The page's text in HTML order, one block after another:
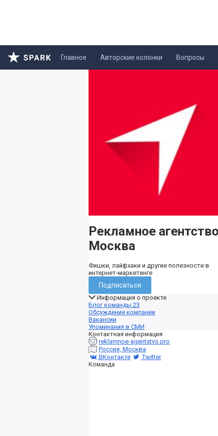
Главное Авторские колонки Вопросы
Рекламное агентство
Москва
Фишки, лайфхаки и другие полезности в
интернет-маркетинге
Подписаться
Информация о проекте
Блог команды 23
Обсуждение компании
Вакансии
Упоминания в СМИ
Контактная информация
reklamnoe-agentstvo.pro
Россия, Москва
ВКонтакте
Twitter
Команда